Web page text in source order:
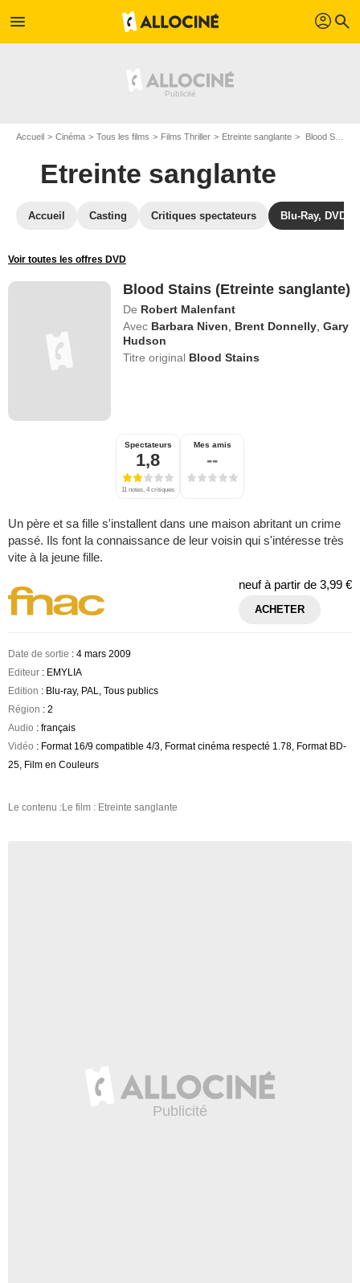
menu profil search
Accueil Cinéma Tous les films Films Thriller Etreinte sanglante Blood Stains (Etreinte sanglante)
Etreinte sanglante
Accueil Casting Critiques spectateurs Blu-Ray, DVD
Voir toutes les offres DVD
Blood Stains (Etreinte sanglante)
De Robert Malenfant
Avec Barbara Niven Brent Donnelly ,Gary
Hudson
Titre original Blood Stains
Spectateurs
1,8
11 notes, 4 critiques
Mes amis
--
Un père et sa fille s'installent dans une maison abritant un crime
passé. Ils font la connaissance de leur voisin qui s'intéresse très
vite à la jeune fille.
neuf à partir de 3,99 €
ACHETER
Date de sortie : 4 mars 2009
Editeur : EMYLIA
Edition : Blu-ray, PAL, Tous publics
Région : 2
Audio : français
Vidéo : Format 16/9 compatible 4/3, Format cinéma respecté 1.78, Format BD-
25, Film en Couleurs
Le contenu :Le film : Etreinte sanglante